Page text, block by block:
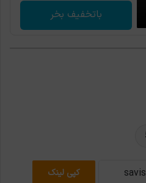
باتخفیف بخر
کپی لینک